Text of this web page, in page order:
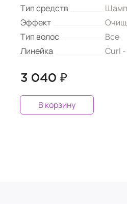
Тип средств
Эффект
Тип волос
Все
Линейка
Curl
3 040 ₽
В корзину